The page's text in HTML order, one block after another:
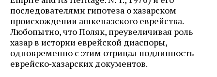
последователями гипотеза о хазарском
происхождении ашкеназского еврейства.
Любопытно, что Поляк, преувеличивая роль
хазар в истории еврейской диаспоры,
одновременно с этим отрицал подлинность
еврейско‑хазарских документов.